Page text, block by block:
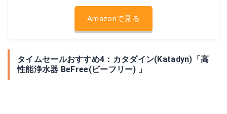
Amazonで見る
タイムセールおすすめ4：カタダイン(Katadyn)「高
性能浄水器 BeFree(ビーフリー) 」